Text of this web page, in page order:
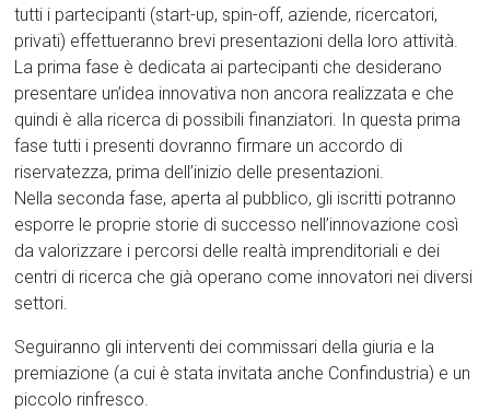
tutti i partecipanti (start-up, spin-off, aziende, ricercatori,
privati) effettueranno brevi presentazioni della loro attività.
La prima fase è dedicata ai partecipanti che desiderano
presentare un’idea innovativa non ancora realizzata e che
quindi è alla ricerca di possibili finanziatori. In questa prima
fase tutti i presenti dovranno firmare un accordo di
riservatezza, prima dell’inizio delle presentazioni.
Nella seconda fase, aperta al pubblico, gli iscritti potranno
esporre le proprie storie di successo nell’innovazione così
da valorizzare i percorsi delle realtà imprenditoriali e dei
centri di ricerca che già operano come innovatori nei diversi
settori.
Seguiranno gli interventi dei commissari della giuria e la
premiazione (a cui è stata invitata anche Confindustria) e un
piccolo rinfresco.